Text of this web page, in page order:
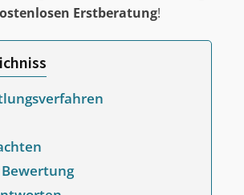
Erstberatung!